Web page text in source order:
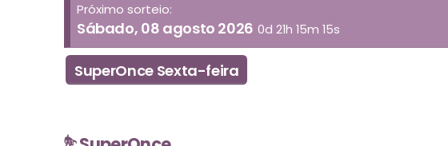
Próximo sorteio:
Sábado, 08 agosto 2026 0d 21h 15m 15s
SuperOnce Sexta-feira